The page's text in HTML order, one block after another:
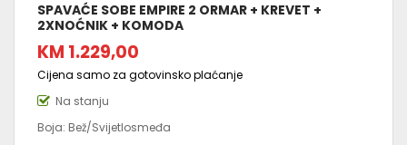
SPAVAĆE SOBE EMPIRE 2 ORMAR + KREVET +
2XNOĆNIK + KOMODA
KM 1.229,00
Cijena samo za gotovinsko plaćanje
Na stanju
Boja: Bež/Svijetlosmeđa